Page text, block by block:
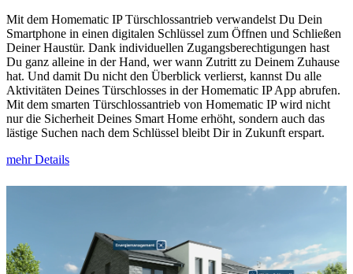
Mit dem Homematic IP Türschlossantrieb verwandelst Du Dein
Smartphone in einen digitalen Schlüssel zum Öffnen und Schließen
Deiner Haustür. Dank individuellen Zugangsberechtigungen hast
Du ganz alleine in der Hand, wer wann Zutritt zu Deinem Zuhause
hat. Und damit Du nicht den Überblick verlierst, kannst Du alle
Aktivitäten Deines Türschlosses in der Homematic IP App abrufen.
Mit dem smarten Türschlossantrieb von Homematic IP wird nicht
nur die Sicherheit Deines Smart Home erhöht, sondern auch das
lästige Suchen nach dem Schlüssel bleibt Dir in Zukunft erspart.
mehr Details